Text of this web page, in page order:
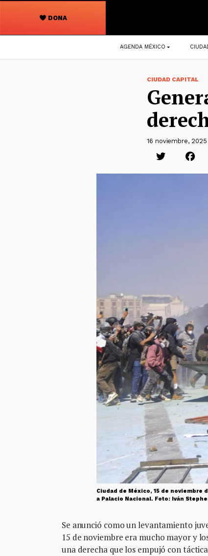
DONA
Navegación
principal
AGENDA MÉXICO
CIUDAD CAPITAL
16 noviembre, 2025
Ciudad de México, 15 de
a Palacio Nacional. Foto: Iván
Se anunció como un levantamiento
15 de noviembre era mucho mayor y
una derecha que los empujó con